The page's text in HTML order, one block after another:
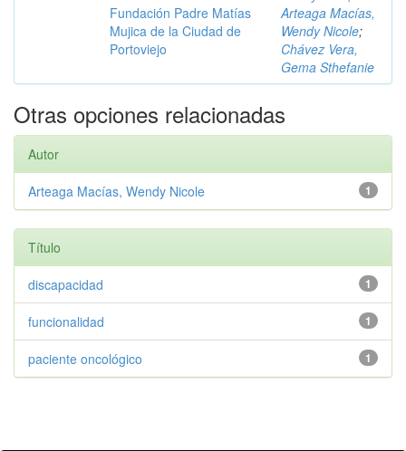
Fundación Padre Matías
Mujica de la Ciudad de
Portoviejo
Arteaga Macías,
Wendy Nicole;
Chávez Vera,
Gema Sthefanie
Otras opciones relacionadas
Autor
1
Arteaga Macías, Wendy Nicole
Título
1
discapacidad
1
funcionalidad
1
paciente oncológico